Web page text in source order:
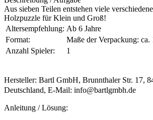
Aus sieben Teilen entstehen viele
Holzpuzzle für Klein und Groß!
Altersempfehlung: Ab 6 Jahre
Format:
Maße der Verpackung:
Anzahl Spieler:
1
Hersteller: Bartl GmbH, Brunnthaler Str. 17,
Deutschland, E-Mail: info@bartlgmbh.de
Anleitung / Lösung: